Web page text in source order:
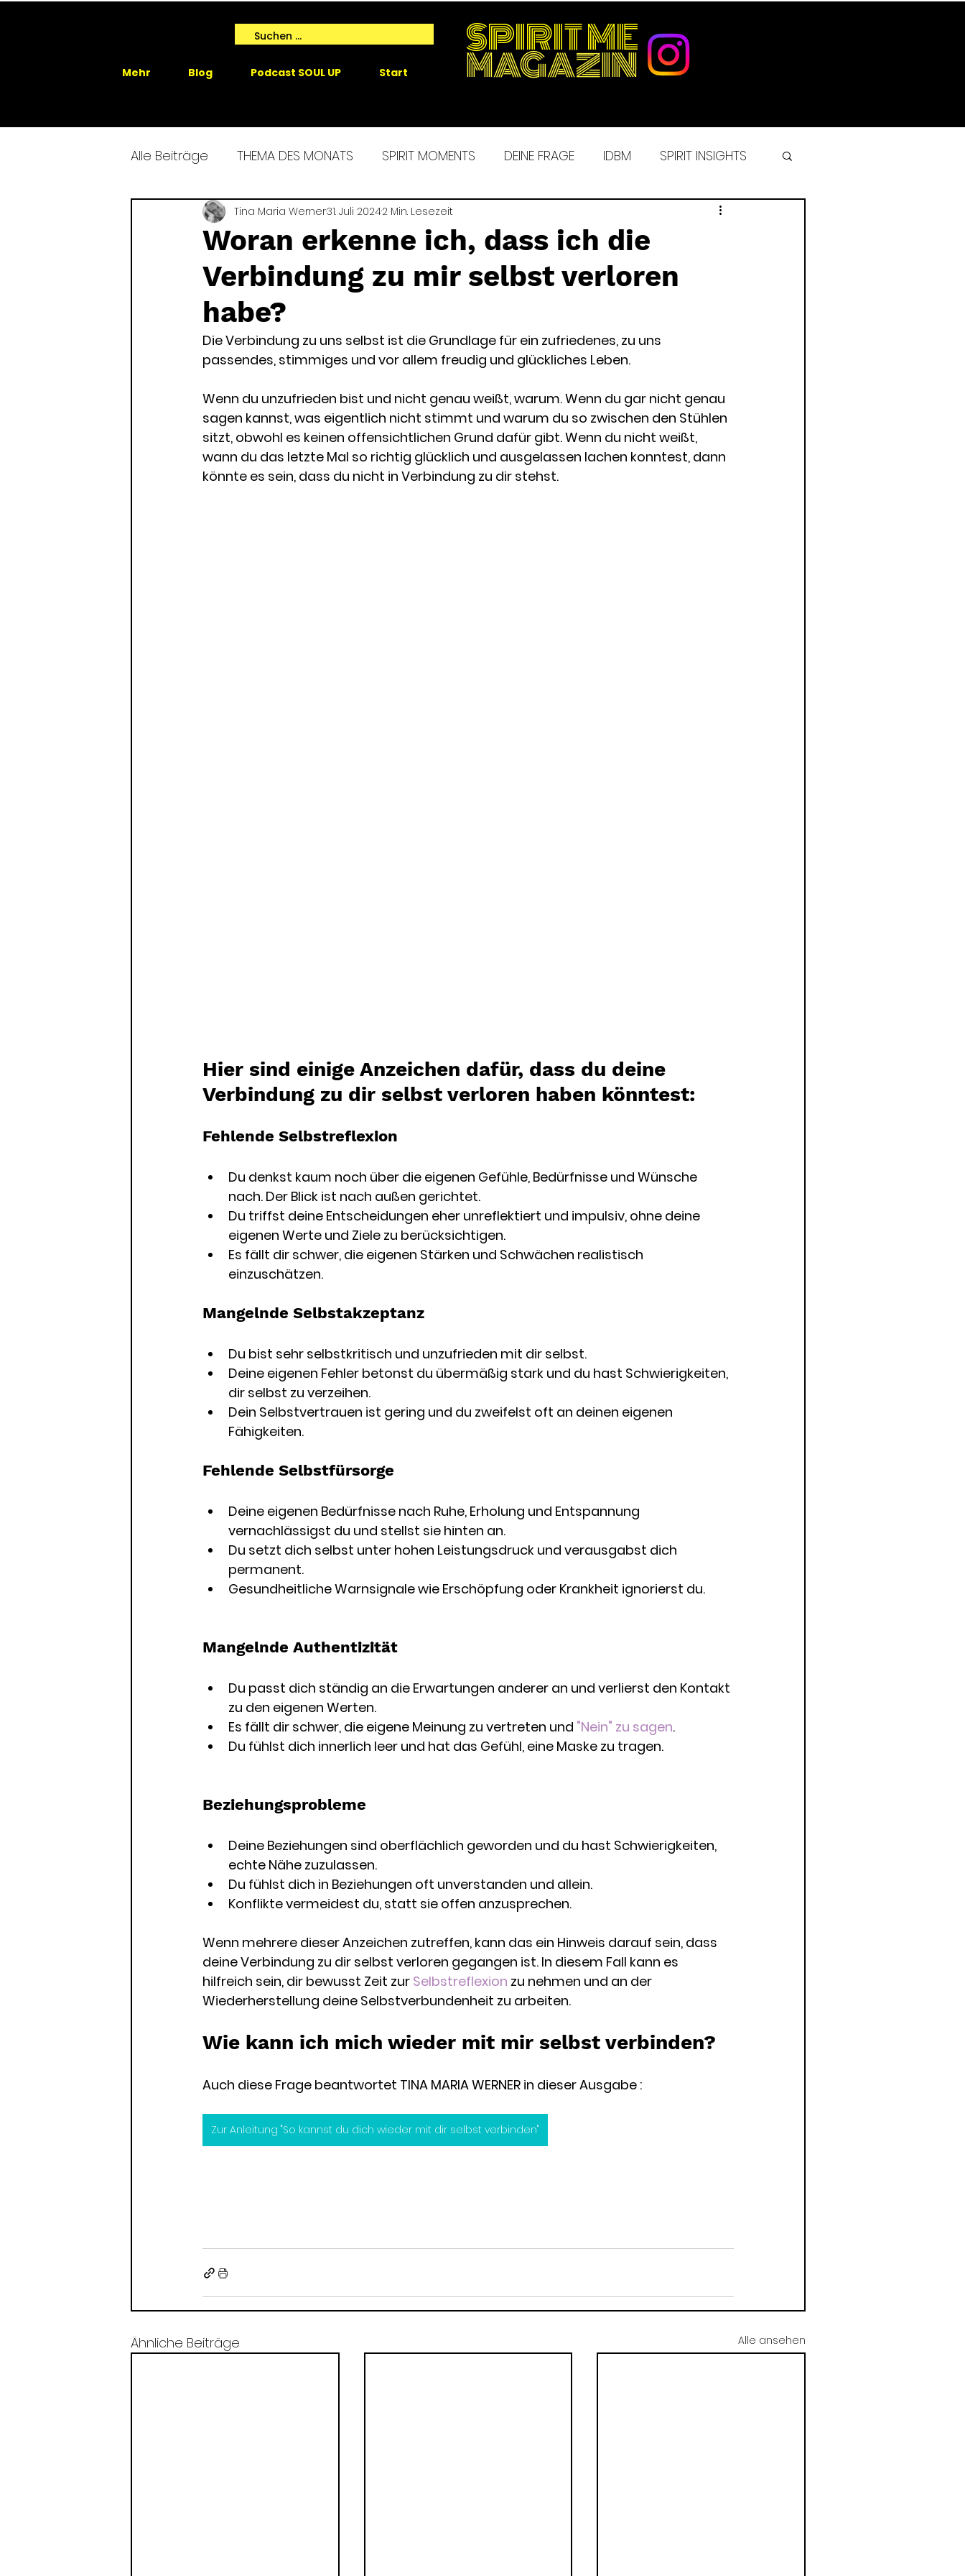
Start
Podcast SOUL UP
Blog
Mehr
SPIRIT ME
MAGAZIN
Alle Beiträge THEMA DES MONATS SPIRIT MOMENTS DEINE FRAGE IDBM SPIRIT INSIGHTS
SPIRIT ME EVENTS SPIRIT ME EXPERIENCE MORGENROUTINE
GAIA SPRICHT
Woran erkenne ich, dass ich die
Verbindung zu mir selbst verloren
habe?
Tina Maria Werner31. Juli 20242 Min. Lesezeit
Die Verbindung zu uns selbst ist die Grundlage für ein zufriedenes, zu uns
passendes, stimmiges und vor allem freudig und glückliches Leben.
Wenn du unzufrieden bist und nicht genau weißt, warum. Wenn du gar nicht genau
sagen kannst, was eigentlich nicht stimmt und warum du so zwischen den Stühlen
sitzt, obwohl es keinen offensichtlichen Grund dafür gibt. Wenn du nicht weißt,
wann du das letzte Mal so richtig glücklich und ausgelassen lachen konntest, dann
könnte es sein, dass du nicht in Verbindung zu dir stehst.
Hier sind einige Anzeichen dafür, dass du deine
Verbindung zu dir selbst verloren haben könntest:
Fehlende Selbstreflexion
Du denkst kaum noch über die eigenen Gefühle, Bedürfnisse und Wünsche
nach. Der Blick ist nach außen gerichtet.
Du triffst deine Entscheidungen eher unreflektiert und impulsiv, ohne deine
eigenen Werte und Ziele zu berücksichtigen.
Es fällt dir schwer, die eigenen Stärken und Schwächen realistisch
einzuschätzen.
Mangelnde Selbstakzeptanz
Du bist sehr selbstkritisch und unzufrieden mit dir selbst.
Deine eigenen Fehler betonst du übermäßig stark und du hast Schwierigkeiten,
dir selbst zu verzeihen.
Dein Selbstvertrauen ist gering und du zweifelst oft an deinen eigenen
Fähigkeiten.
Fehlende Selbstfürsorge
Deine eigenen Bedürfnisse nach Ruhe, Erholung und Entspannung
vernachlässigst du und stellst sie hinten an.
Du setzt dich selbst unter hohen Leistungsdruck und verausgabst dich
permanent.
Gesundheitliche Warnsignale wie Erschöpfung oder Krankheit ignorierst du.
Mangelnde Authentizität
Du passt dich ständig an die Erwartungen anderer an und verlierst den Kontakt
zu den eigenen Werten.
Es fällt dir schwer, die eigene Meinung zu vertreten und "Nein" zu sagen.
Du fühlst dich innerlich leer und hat das Gefühl, eine Maske zu tragen.
Beziehungsprobleme
Deine Beziehungen sind oberflächlich geworden und du hast Schwierigkeiten,
echte Nähe zuzulassen.
Du fühlst dich in Beziehungen oft unverstanden und allein.
Konflikte vermeidest du, statt sie offen anzusprechen.
Wenn mehrere dieser Anzeichen zutreffen, kann das ein Hinweis darauf sein, dass
deine Verbindung zu dir selbst verloren gegangen ist. In diesem Fall kann es
hilfreich sein, dir bewusst Zeit zur Selbstreflexion zu nehmen und an der
Wiederherstellung deine Selbstverbundenheit zu arbeiten.
Wie kann ich mich wieder mit mir selbst verbinden?
Auch diese Frage beantwortet TINA MARIA WERNER in dieser Ausgabe :
Zur Anleitung "So kannst du dich wieder mit dir selbst verbinden"
Ähnliche Beiträge Alle ansehen